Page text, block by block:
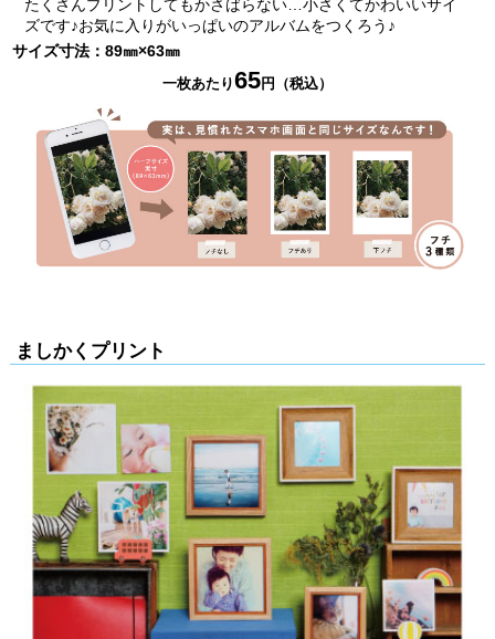
たくさんプリントしてもかさばらない…小さくてかわいいサイ
ズです♪お気に入りがいっぱいのアルバムをつくろう♪
サイズ寸法：89㎜×63㎜
一枚あたり65円（税込）
ましかくプリント